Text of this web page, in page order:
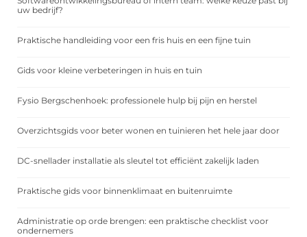
uw bedrijf?
Praktische handleiding voor een fris huis en een fijne tuin
Gids voor kleine verbeteringen in huis en tuin
Fysio Bergschenhoek: professionele hulp bij pijn en herstel
Overzichtsgids voor beter wonen en tuinieren het hele jaar door
DC-snellader installatie als sleutel tot efficiënt zakelijk laden
Praktische gids voor binnenklimaat en buitenruimte
Administratie op orde brengen: een praktische checklist voor
ondernemers